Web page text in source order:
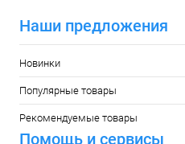
Наши предложения
Новинки
Популярные товары
Рекомендуемые товары
Помощь и сервисы